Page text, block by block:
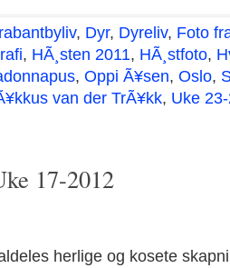
, Dyr, Dyreliv, Foto
, HÃ¸sten 2011, HÃ¸stfoto,
, Oppi Ã¥sen, Oslo,
van der TrÃ¥kk, Uke
17-2012
herlige og kosete